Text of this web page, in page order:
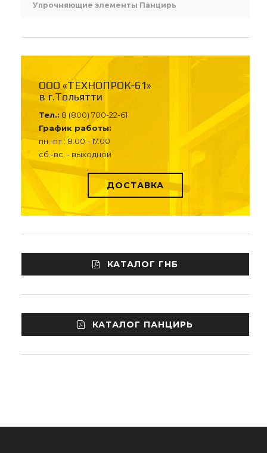
Упрочняющие элементы Панцирь
ООО «ТЕХНОПРОК-61»
в г.Тольятти
Тел.: 8 (800) 700-22-61
График работы:
пн.-пт.: 8.00 - 17.00
сб.-вс. - выходной
ДОСТАВКА
КАТАЛОГ ГНБ
КАТАЛОГ ПАНЦИРЬ